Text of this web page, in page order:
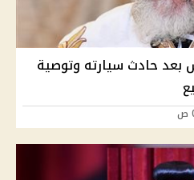
بعد حادث سيارته وتوصية